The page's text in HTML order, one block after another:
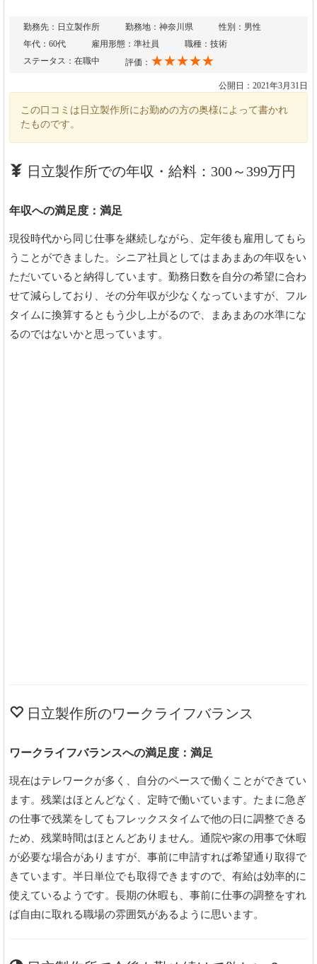
勤務先：日立製作所 勤務地：神奈川県
性別：男性
年代：60代
雇用形態：準社員
職種：技術
ステータス：在職中
評価： ★★★★★
公開日：2021年3月31日
この口コミは日立製作所にお勤めの方の奥様によって書かれ
たものです。
日立製作所での年収・給料：300～399万円
年収への満足度：満足
現役時代から同じ仕事を継続しながら、定年後も雇用してもら
うことができました。シニア社員としてはまあまあの年収をい
ただいていると納得しています。勤務日数を自分の希望に合わ
せて減らしており、その分年収が少なくなっていますが、フル
タイムに換算するともう少し上がるので、まあまあの水準にな
るのではないかと思っています。
日立製作所のワークライフバランス
ワークライフバランスへの満足度：満足
現在はテレワークが多く、自分のペースで働くことができてい
ます。残業はほとんどなく、定時で働いています。たまに急ぎ
の仕事で残業をしてもフレックスタイムで他の日に調整できる
ため、残業時間はほとんどありません。通院や家の用事で休暇
が必要な場合がありますが、事前に申請すれば希望通り取得で
きています。半日単位でも取得できますので、有給は効率的に
使えているようです。長期の休暇も、事前に仕事の調整をすれ
ば自由に取れる職場の雰囲気があるように思います。